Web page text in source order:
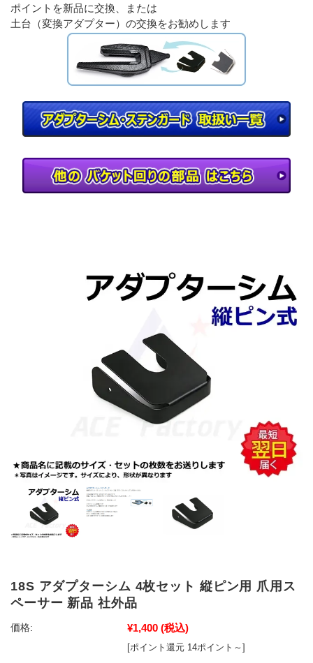
ポイントを新品に交換、または
土台（変換アダプター）の交換をお勧めします
18S アダプターシム 4枚セット 縦ピン用 爪用ス
ペーサー 新品 社外品
価格: ¥1,400 (税込)
[ポイント還元 14ポイント～]